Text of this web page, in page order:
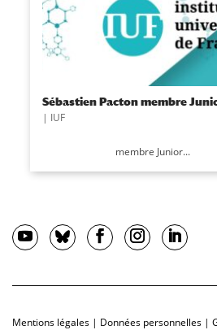
Sébastien Pacton membre
| IUF
membre Junior...
Mentions légales | Données personnelles |